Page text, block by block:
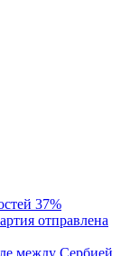
37%
отправлена
между Сербией